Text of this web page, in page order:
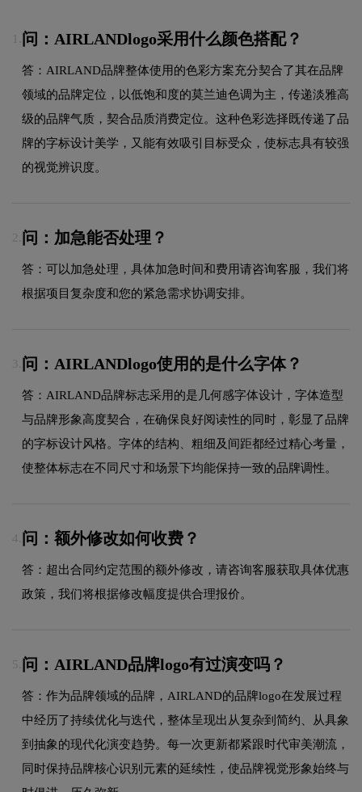
问：AIRLANDlogo采用什么颜色搭配？
答：AIRLAND品牌整体使用的色彩方案充分契合了其在品牌
领域的品牌定位，以低饱和度的莫兰迪色调为主，传递淡雅高
级的品牌气质，契合品质消费定位。这种色彩选择既传递了品
牌的字标设计美学，又能有效吸引目标受众，使标志具有较强
的视觉辨识度。
2. 问：加急能否处理？
答：可以加急处理，具体加急时间和费用请咨询客服，我们将
根据项目复杂度和您的紧急需求协调安排。
3. 问：AIRLANDlogo使用的是什么字体？
答：AIRLAND品牌标志采用的是几何感字体设计，字体造型
与品牌形象高度契合，在确保良好阅读性的同时，彰显了品牌
的字标设计风格。字体的结构、粗细及间距都经过精心考量，
使整体标志在不同尺寸和场景下均能保持一致的品牌调性。
4. 问：额外修改如何收费？
答：超出合同约定范围的额外修改，请咨询客服获取具体优惠
政策，我们将根据修改幅度提供合理报价。
5. 问：AIRLAND品牌logo有过演变吗？
答：作为品牌领域的品牌，AIRLAND的品牌logo在发展过程
中经历了持续优化与迭代，整体呈现出从复杂到简约、从具象
到抽象的现代化演变趋势。每一次更新都紧跟时代审美潮流，
同时保持品牌核心识别元素的延续性，使品牌视觉形象始终与